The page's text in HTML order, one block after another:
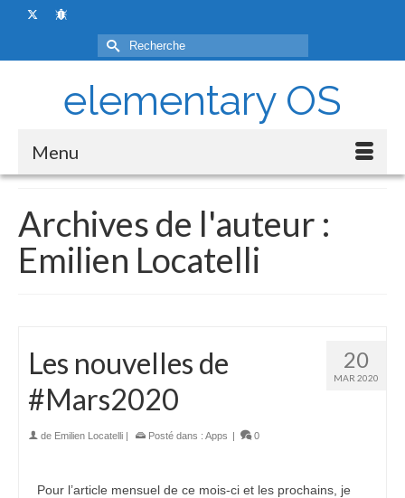
Rechercher :
elementary OS
Menu
Archives de l'auteur :
Emilien Locatelli
20
MAR 2020
Les nouvelles de
#Mars2020
de Emilien Locatelli | Posté dans : Apps | 0
Pour l’article mensuel de ce mois-ci et les prochains, je